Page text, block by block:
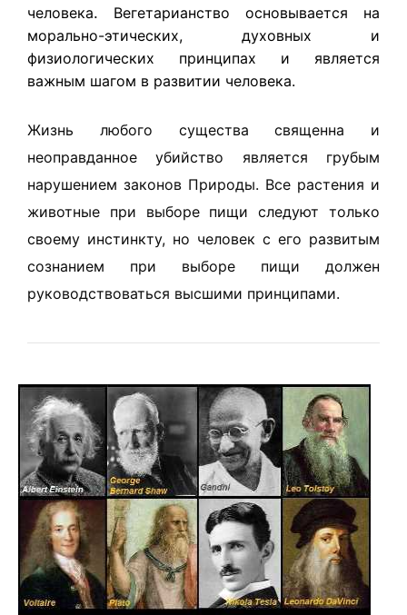
человека. Вегетарианство основывается на
морально-этических, духовных и
физиологических принципах и является
важным шагом в развитии человека.
Жизнь любого существа священна и
неоправданное убийство является грубым
нарушением законов Природы. Все растения и
животные при выборе пищи следуют только
своему инстинкту, но человек с его развитым
сознанием при выборе пищи должен
руководствоваться высшими принципами.